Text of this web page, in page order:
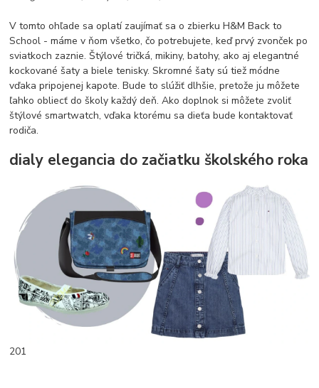
V tomto ohľade sa oplatí zaujímať sa o zbierku H&M Back to
School - máme v ňom všetko, čo potrebujete, keď prvý zvonček po
sviatkoch zaznie. Štýlové tričká, mikiny, batohy, ako aj elegantné
kockované šaty a biele tenisky. Skromné šaty sú tiež módne
vďaka pripojenej kapote. Bude to slúžiť dlhšie, pretože ju môžete
ľahko obliecť do školy každý deň. Ako doplnok si môžete zvoliť
štýlové smartwatch, vďaka ktorému sa dieťa bude kontaktovať
rodiča.
dialy elegancia do začiatku školského roka
201